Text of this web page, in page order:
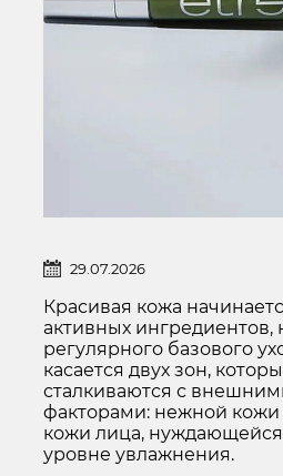
29.07.2026
Красивая кожа
активных ингредиентов,
регулярного базового
касается двух зон,
сталкиваются с
факторами: нежной кожи
кожи лица, нуждающейся
уровне увлажнения.